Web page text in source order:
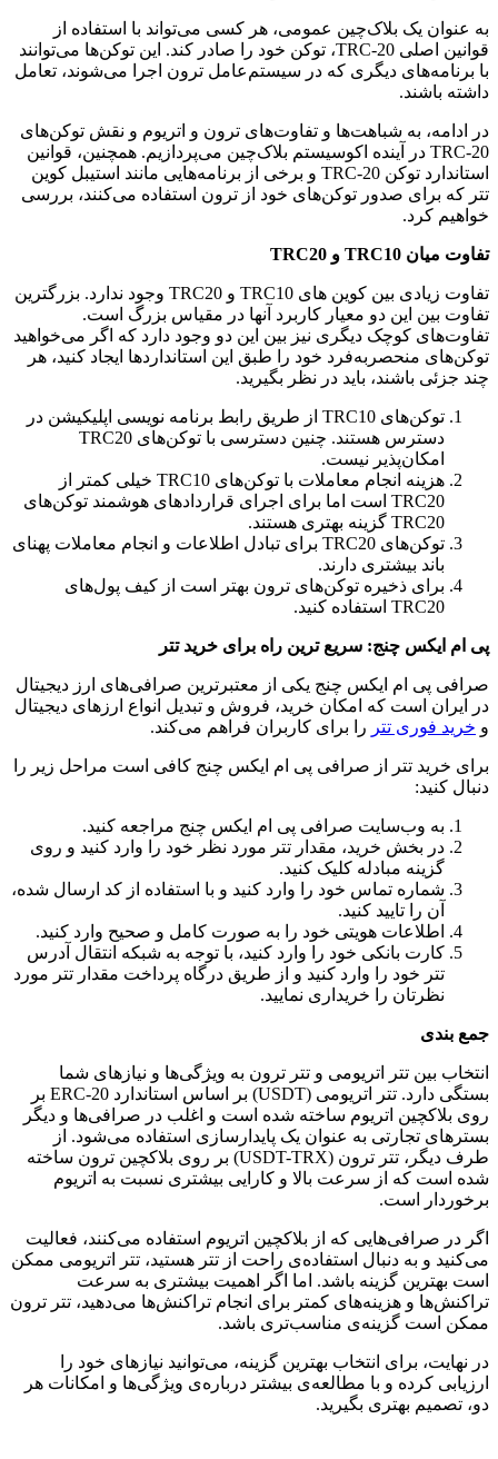
به عنوان یک بلاک‌چین عمومی، هر کسی می‌تواند با استفاده از
قوانین اصلی TRC-20، توکن خود را صادر کند. این توکن‌ها می‌توانند
با برنامه‌های دیگری که در سیستم‌عامل ترون اجرا می‌شوند، تعامل
داشته باشند.
در ادامه، به شباهت‌ها و تفاوت‌های ترون و اتریوم و نقش توکن‌های
TRC-20 در آینده اکوسیستم بلاک‌چین می‌پردازیم. همچنین، قوانین
استاندارد توکن TRC-20 و برخی از برنامه‌هایی مانند استیبل کوین
تتر که برای صدور توکن‌های خود از ترون استفاده می‌کنند، بررسی
خواهیم کرد.
تفاوت میان TRC10 و TRC20
تفاوت زیادی بین کوین های TRC10 و TRC20 وجود ندارد. بزرگترین
تفاوت بین این دو معیار کاربرد آنها در مقیاس بزرگ است.
تفاوت‌های کوچک دیگری نیز بین این دو وجود دارد که اگر می‌خواهید
توکن‌های منحصربه‌فرد خود را طبق این استانداردها ایجاد کنید، هر
چند جزئی باشند، باید در نظر بگیرید.
توکن‌های TRC10 از طریق رابط برنامه نویسی اپلیکیشن در
دسترس هستند. چنین دسترسی با توکن‌های TRC20
امکان‌پذیر نیست.
هزینه انجام معاملات با توکن‌های TRC10 خیلی کمتر از
TRC20 است اما برای اجرای قراردادهای هوشمند توکن‌های
TRC20 گزینه بهتری هستند.
توکن‌های TRC20 برای تبادل اطلاعات و انجام معاملات پهنای
باند بیشتری دارند.
برای ذخیره توکن‌های ترون بهتر است از کیف پول‌های
TRC20 استفاده کنید.
پی ام ایکس چنج: سریع ترین راه برای خرید تتر
صرافی پی ام ایکس چنج یکی از معتبرترین صرافی‌های ارز دیجیتال
در ایران است که امکان خرید، فروش و تبدیل انواع ارزهای دیجیتال
و خرید فوری تتر را برای کاربران فراهم می‌کند.
برای خرید تتر از صرافی پی ام ایکس چنج کافی است مراحل زیر را
دنبال کنید:
به وب‌سایت صرافی پی ام ایکس چنج مراجعه کنید.
در بخش خرید، مقدار تتر مورد نظر خود را وارد کنید و روی
گزینه مبادله کلیک کنید.
شماره تماس خود را وارد کنید و با استفاده از کد ارسال شده،
آن را تایید کنید.
اطلاعات هویتی خود را به صورت کامل و صحیح وارد کنید.
کارت بانکی خود را وارد کنید، با توجه به شبکه انتقال آدرس
تتر خود را وارد کنید و از طریق درگاه پرداخت مقدار تتر مورد
نظرتان را خریداری نمایید.
جمع بندی
انتخاب بین تتر اتریومی و تتر ترون به ویژگی‌ها و نیازهای شما
بستگی دارد. تتر اتریومی (USDT) بر اساس استاندارد ERC-20 بر
روی بلاکچین اتریوم ساخته شده است و اغلب در صرافی‌ها و دیگر
بسترهای تجارتی به عنوان یک پایدارسازی استفاده می‌شود. از
طرف دیگر، تتر ترون (USDT-TRX) بر روی بلاکچین ترون ساخته
شده است که از سرعت بالا و کارایی بیشتری نسبت به اتریوم
برخوردار است.
اگر در صرافی‌هایی که از بلاکچین اتریوم استفاده می‌کنند، فعالیت
می‌کنید و به دنبال استفاده‌ی راحت از تتر هستید، تتر اتریومی ممکن
است بهترین گزینه باشد. اما اگر اهمیت بیشتری به سرعت
تراکنش‌ها و هزینه‌های کمتر برای انجام تراکنش‌ها می‌دهید، تتر ترون
ممکن است گزینه‌ی مناسب‌تری باشد.
در نهایت، برای انتخاب بهترین گزینه، می‌توانید نیازهای خود را
ارزیابی کرده و با مطالعه‌ی بیشتر درباره‌ی ویژگی‌ها و امکانات هر
دو، تصمیم بهتری بگیرید.